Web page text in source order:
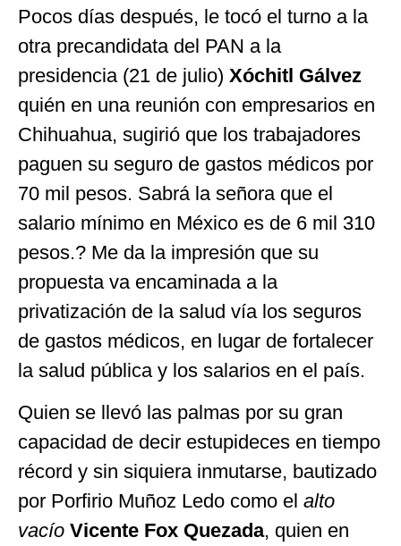
Pocos días después, le tocó el turno a la
otra precandidata del PAN a la
presidencia (21 de julio) Xóchitl Gálvez
quién en una reunión con empresarios en
Chihuahua, sugirió que los trabajadores
paguen su seguro de gastos médicos por
70 mil pesos. Sabrá la señora que el
salario mínimo en México es de 6 mil 310
pesos.? Me da la impresión que su
propuesta va encaminada a la
privatización de la salud vía los seguros
de gastos médicos, en lugar de fortalecer
la salud pública y los salarios en el país.
Quien se llevó las palmas por su gran
capacidad de decir estupideces en tiempo
récord y sin siquiera inmutarse, bautizado
por Porfirio Muñoz Ledo como el alto
vacío Vicente Fox Quezada, quien en